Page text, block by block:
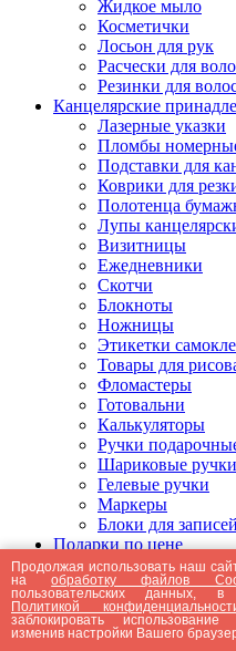
Жидкое мыло
Косметички
Лосьон для рук
Расчески для
Резинки для
Канцелярские
Лазерные указки
Пломбы
Подставки для
Коврики для
Полотенца
Лупы
Визитницы
Ежедневники
Скотчи
Блокноты
Ножницы
Этикетки
Товары для
Фломастеры
Готовальни
Калькуляторы
Ручки
Шариковые ручки
Гелевые ручки
Маркеры
Блоки для записей
Подарки по цене
Подарки от 5000
Подарки до 5000
Подарки до 3000
Подарки до 2000
Подарки до 1000
Продолжая использовать наш
наобработку файлов
пользовательских данных, в
Политикой
заблокировать
изменив настройки Вашего